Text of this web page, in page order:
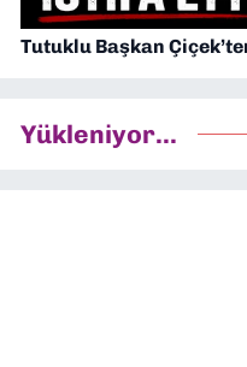
Tutuklu Başkan
Yükleniyor...